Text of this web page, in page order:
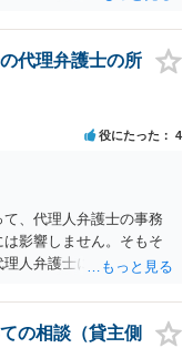
家があなたとの賃貸借
まうからです。 そのよう
と考えていれば、引き続
ます。 ２・弁護士が事
てが変わりますし、そ
活動を保障できず、 依
けるにしても厳しめの
ります。 定型的な事件
いえないと思います。
よいと思います。 ３・
りとりを行うことが可
議で裁判を実施する場
行してもらう必要が和解
代理弁護士の所
役にたった 4
、代理人弁護士の事務
影響しません。そもそ
人弁護士には民事訴訟
の相談（貸主側